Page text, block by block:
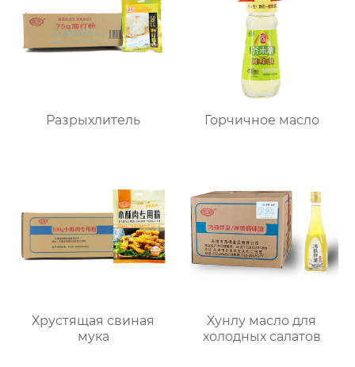
Разрыхлитель Горчичное масло
Хрустящая свиная
мука
Хунлу масло для
холодных салатов